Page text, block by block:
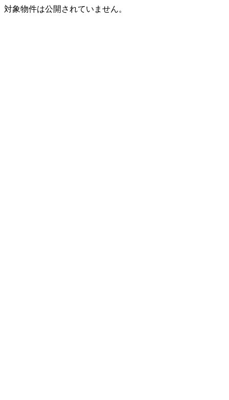
対象物件は公開されていません。